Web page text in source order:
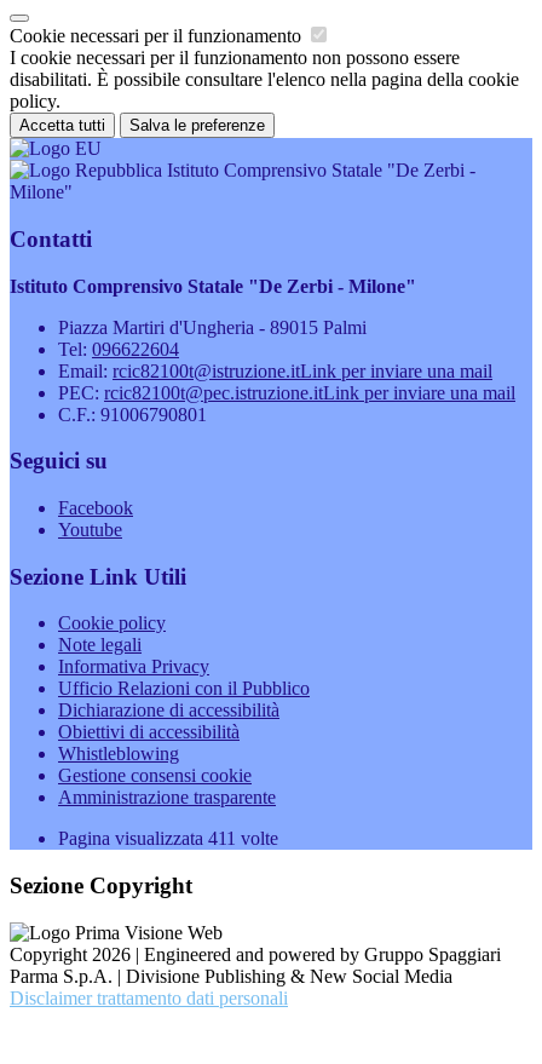
Cookie necessari per il funzionamento
I cookie necessari per il funzionamento non possono essere
disabilitati. È possibile consultare l'elenco nella pagina della cookie
policy.
Accetta tutti Salva le preferenze
Istituto Comprensivo Statale "De Zerbi -
Milone"
Contatti
Istituto Comprensivo Statale "De Zerbi - Milone"
Piazza Martiri d'Ungheria - 89015 Palmi
Tel: 096622604
Email: rcic82100t@istruzione.itLink per inviare una mail
PEC: rcic82100t@pec.istruzione.itLink per inviare una mail
C.F.: 91006790801
Seguici su
Facebook
Youtube
Sezione Link Utili
Cookie policy
Note legali
Informativa Privacy
Ufficio Relazioni con il Pubblico
Dichiarazione di accessibilità
Obiettivi di accessibilità
Whistleblowing
Gestione consensi cookie
Amministrazione trasparente
Pagina visualizzata 411 volte
Sezione Copyright
Copyright 2026 | Engineered and powered by Gruppo Spaggiari
Parma S.p.A. | Divisione Publishing & New Social Media
Disclaimer trattamento dati personali